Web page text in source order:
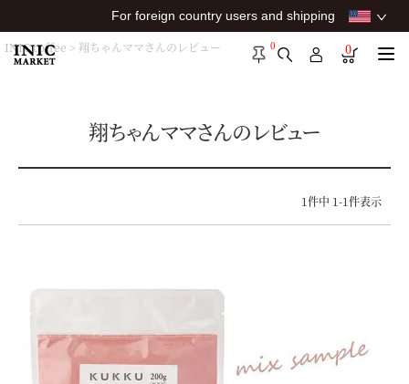
For foreign country users and shipping
0 0
INIC coffee 翔ちゃんママさんのレビュー
翔ちゃんママさんのレビュー
1件中 1-1件表示